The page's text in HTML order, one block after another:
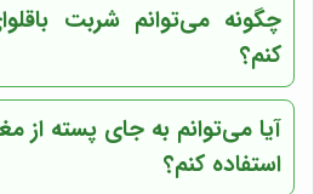
چگونه می‌توانم شربت
کنم؟
آیا می‌توانم به جای پسته از
استفاده کنم؟